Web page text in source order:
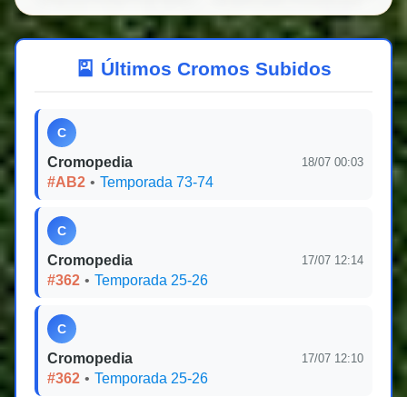
🎴 Últimos Cromos Subidos
C
Cromopedia 18/07 00:03
#AB2 • Temporada 73-74
C
Cromopedia 17/07 12:14
#362 • Temporada 25-26
C
Cromopedia 17/07 12:10
#362 • Temporada 25-26